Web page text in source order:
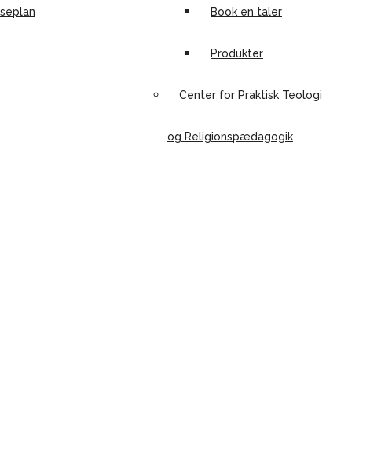
Book en taler
Produkter
Center for Praktisk Teologi
og Religionspædagogik